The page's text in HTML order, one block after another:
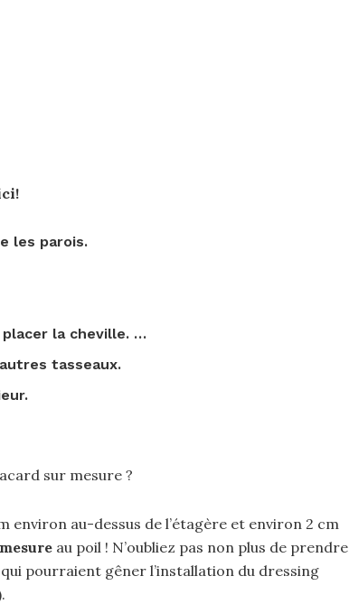
les parois.
placer la cheville. …
tasseaux.
sur mesure ?
environ au-dessus de l’étagère et environ 2 cm
au poil ! N’oubliez pas non plus de prendre
pourraient gêner l’installation du dressing